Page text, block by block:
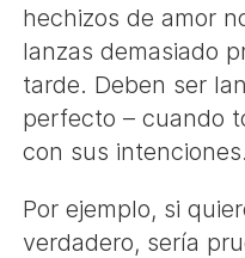
hechizos de amor
lanzas demasiado
tarde. Deben ser
perfecto – cuando
con sus intenciones.
Por ejemplo, si
verdadero, sería